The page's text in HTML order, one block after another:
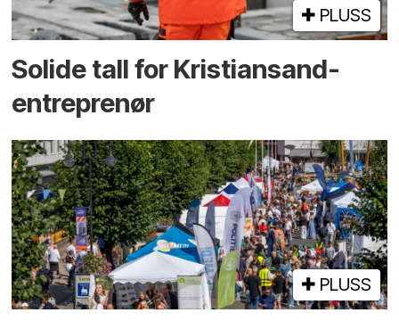
PLUSS
Solide tall for Kristiansand-
entreprenør
PLUSS